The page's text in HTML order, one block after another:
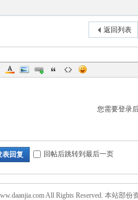
返回列表
您需要登录
表回复 回帖后跳转到最后一页
All Rights Reserved. 本站